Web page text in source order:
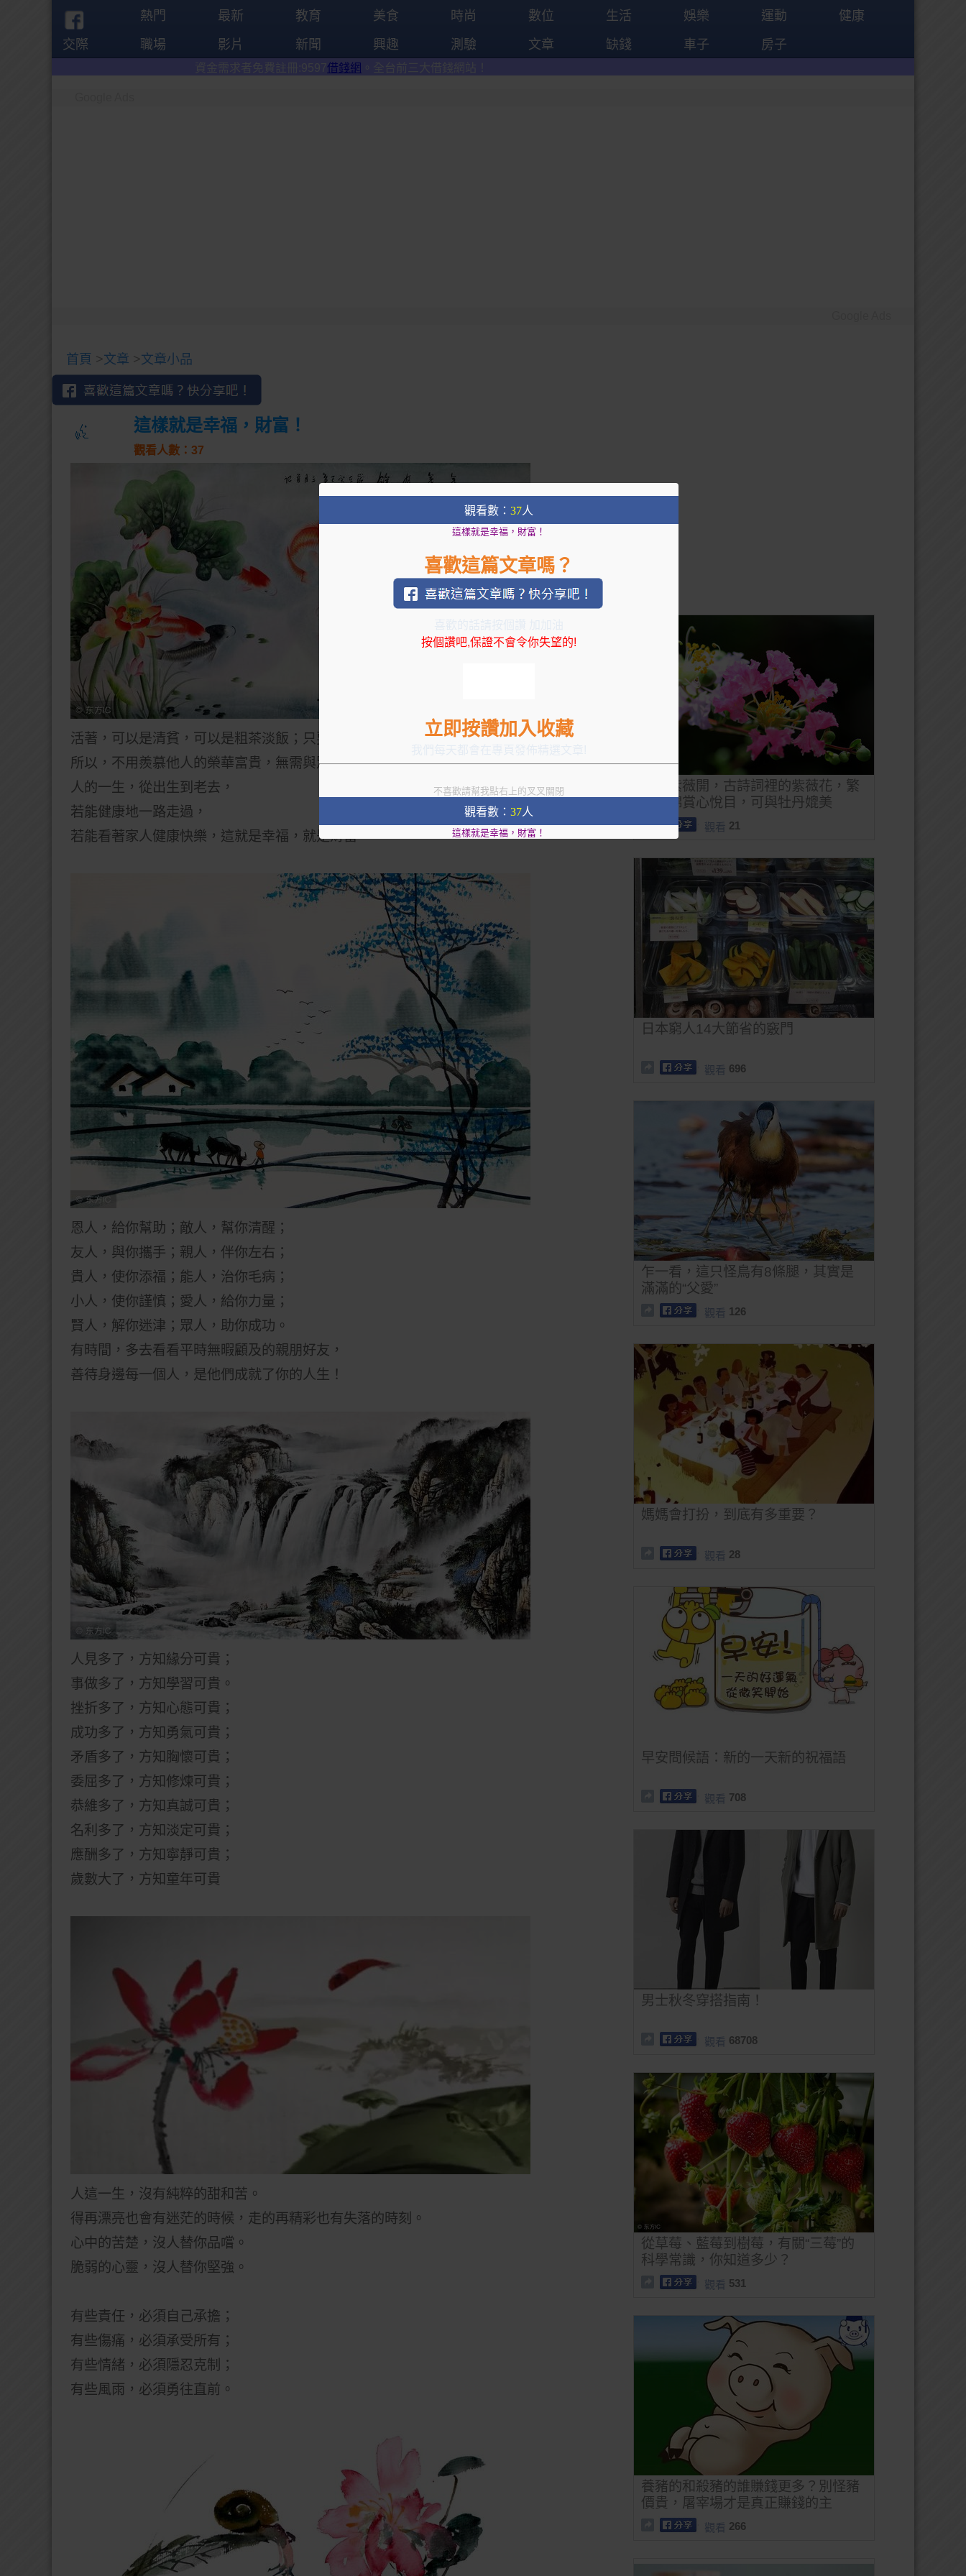
熱門 最新 教育 美食 時尚 數位 生活 娛樂 運動
健康
交際
職場 影片 新聞 興趣 測驗 文章 缺錢 車子 房子
。全台前三大借錢網站！
首頁 >文章 >文章小品
這樣就是幸福，財富！
觀看人數：37
活著，可以是清貧，可以是粗茶淡飯；只要健康，就擁有了最大的財富；
所以，不用羨慕他人的榮華富貴，無需與別人爭名奪利；
人的一生，從出生到老去，
若能健康地一路走過，
若能看著家人健康快樂， 這就是幸福，就是財富。
恩人，給你幫助；敵人，幫你清醒；
友人，與你攜手； 親人，伴你左右；
貴人，使你添福；能人，治你毛病；
小人，使你謹慎；愛人，給你力量；
賢人，解你迷津；眾人，助你成功。
有時間，多去看看平時無暇顧及的親朋好友，
善待身邊每一個人，是他們成就了你的人生！
人見多了，方知緣分可貴；
事做多了，方知學習可貴。
挫折多了，方知心態可貴；
成功多了，方知勇氣可貴；
矛盾多了，方知胸懷可貴；
委屈多了，方知修煉可貴；
恭維多了，方知真誠可貴；
名利多了，方知淡定可貴；
應酬多了，方知寧靜可貴；
歲數大了，方知童年可貴
人這一生，沒有純粹的甜和苦。
得再漂亮也會有迷茫的時候，走的再精彩也有失落的時刻。
心中的苦楚，沒人替你品嚐。
脆弱的心靈，沒人替你堅強。
有些責任，必須自己承擔；
有些傷痛，必須承受所有；
有些情緒，必須隱忍克制；
有些風雨，必須勇往直前。
一樹紫薇開，古詩詞裡的紫薇花，繁
花似錦賞心悅目，可與牡丹媲美
觀看 21
日本窮人14大節省的竅門
觀看 696
乍一看，這只怪鳥有8條腿，其實是
滿滿的“父愛”
觀看 126
媽媽會打扮，到底有多重要？
觀看 28
早安問候語：新的一天新的祝福語
觀看 708
男士秋冬穿搭指南！
觀看 68708
從草莓、藍莓到樹莓，有關“三莓”的
科學常識，你知道多少？
觀看 531
養豬的和殺豬的誰賺錢更多？別怪豬
價貴，屠宰場才是真正賺錢的主
觀看 266
觀看數： 37人
這樣就是幸福，財富！
喜歡這篇文章嗎？
按個讚吧,保證不會令你失望的!
立即按讚加入收藏
不喜歡請幫我點右上的叉叉關閉
觀看數： 37人
這樣就是幸福，財富！